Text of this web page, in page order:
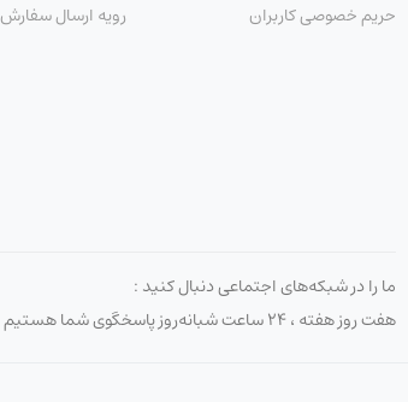
حریم خصوصی کاربران
رویه ارسال سفارش
ما را در شبکه‌های اجتماعی دنبال کنید :
هفت روز هفته ، ۲۴ ساعت شبانه‌روز پاسخگوی شما هستیم